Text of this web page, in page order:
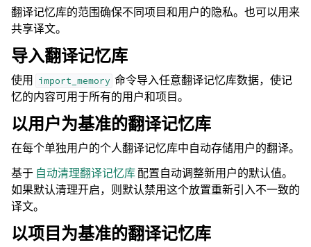
翻译记忆库的范围确保不同项目和用户的隐私。也可以用来
共享译文。
导入翻译记忆库
使用 import_memory 命令导入任意翻译记忆库数据，使记
忆的内容可用于所有的用户和项目。
以用户为基准的翻译记忆库
在每个单独用户的个人翻译记忆库中自动存储用户的翻译。
基于 自动清理翻译记忆库配置自动调整新用户的默认值。
如果默认清理开启，则默认禁用这个放置重新引入不一致的
译文。
以项目为基准的翻译记忆库